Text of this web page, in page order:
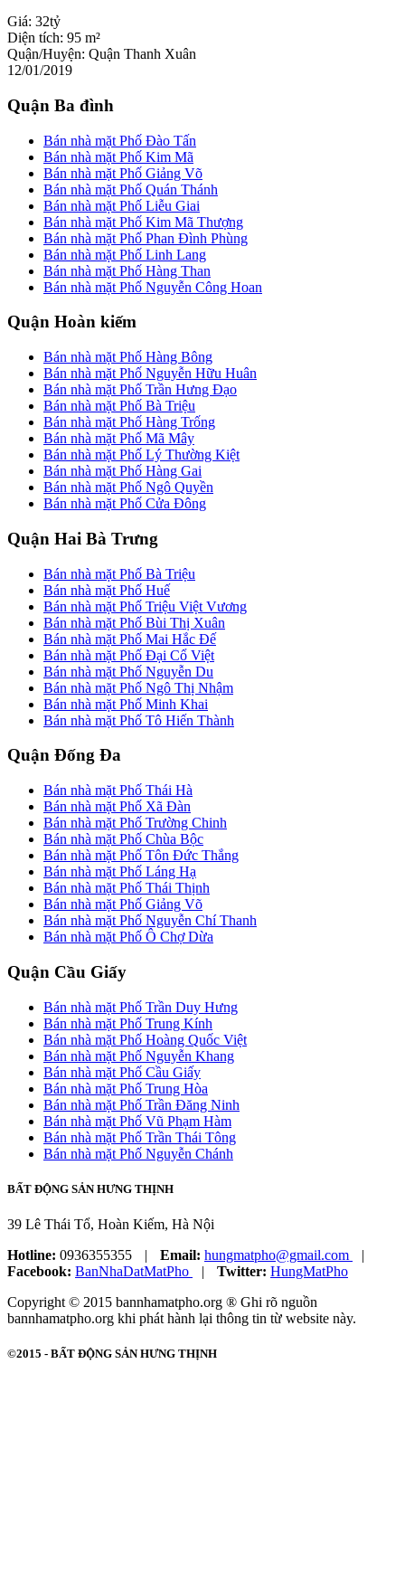
Giá: 32tỷ
Diện tích: 95 m²
Quận/Huyện: Quận Thanh Xuân
12/01/2019
Quận Ba đình
Bán nhà mặt Phố Đào Tấn
Bán nhà mặt Phố Kim Mã
Bán nhà mặt Phố Giảng Võ
Bán nhà mặt Phố Quán Thánh
Bán nhà mặt Phố Liễu Giai
Bán nhà mặt Phố Kim Mã Thượng
Bán nhà mặt Phố Phan Đình Phùng
Bán nhà mặt Phố Linh Lang
Bán nhà mặt Phố Hàng Than
Bán nhà mặt Phố Nguyễn Công Hoan
Quận Hoàn kiếm
Bán nhà mặt Phố Hàng Bông
Bán nhà mặt Phố Nguyễn Hữu Huân
Bán nhà mặt Phố Trần Hưng Đạo
Bán nhà mặt Phố Bà Triệu
Bán nhà mặt Phố Hàng Trống
Bán nhà mặt Phố Mã Mây
Bán nhà mặt Phố Lý Thường Kiệt
Bán nhà mặt Phố Hàng Gai
Bán nhà mặt Phố Ngô Quyền
Bán nhà mặt Phố Cửa Đông
Quận Hai Bà Trưng
Bán nhà mặt Phố Bà Triệu
Bán nhà mặt Phố Huế
Bán nhà mặt Phố Triệu Việt Vương
Bán nhà mặt Phố Bùi Thị Xuân
Bán nhà mặt Phố Mai Hắc Đế
Bán nhà mặt Phố Đại Cổ Việt
Bán nhà mặt Phố Nguyễn Du
Bán nhà mặt Phố Ngô Thị Nhậm
Bán nhà mặt Phố Minh Khai
Bán nhà mặt Phố Tô Hiến Thành
Quận Đống Đa
Bán nhà mặt Phố Thái Hà
Bán nhà mặt Phố Xã Đàn
Bán nhà mặt Phố Trường Chinh
Bán nhà mặt Phố Chùa Bộc
Bán nhà mặt Phố Tôn Đức Thắng
Bán nhà mặt Phố Láng Hạ
Bán nhà mặt Phố Thái Thịnh
Bán nhà mặt Phố Giảng Võ
Bán nhà mặt Phố Nguyễn Chí Thanh
Bán nhà mặt Phố Ô Chợ Dừa
Quận Cầu Giấy
Bán nhà mặt Phố Trần Duy Hưng
Bán nhà mặt Phố Trung Kính
Bán nhà mặt Phố Hoàng Quốc Việt
Bán nhà mặt Phố Nguyễn Khang
Bán nhà mặt Phố Cầu Giấy
Bán nhà mặt Phố Trung Hòa
Bán nhà mặt Phố Trần Đăng Ninh
Bán nhà mặt Phố Vũ Phạm Hàm
Bán nhà mặt Phố Trần Thái Tông
Bán nhà mặt Phố Nguyễn Chánh
BẤT ĐỘNG SẢN HƯNG THỊNH
39 Lê Thái Tổ, Hoàn Kiếm, Hà Nội
Hotline: 0936355355 | Email: hungmatpho@gmail.com
|
Facebook: BanNhaDatMatPho | Twitter: HungMatPho
Copyright © 2015 bannhamatpho.org ® Ghi rõ nguồn
bannhamatpho.org khi phát hành lại thông tin từ website này.
©2015 - BẤT ĐỘNG SẢN HƯNG THỊNH